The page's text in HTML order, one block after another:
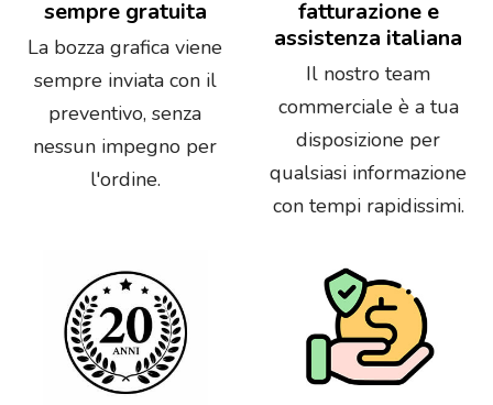
sempre gratuita
La bozza grafica viene
sempre inviata con il
preventivo, senza
nessun impegno per
l'ordine.
fatturazione e
assistenza italiana
Il nostro team
commerciale è a tua
disposizione per
qualsiasi informazione
con tempi rapidissimi.